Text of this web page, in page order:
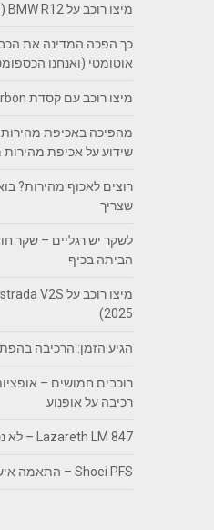
מיצו רוכב על BMW R12 (מודל 2026)
כך הפכה המדינה את
אוטומטי (ואנחנו
מיצו רוכב עם קסדת Caberg GP01 Carbon
מהפיכה באכיפת
שידוע על אכיפת
רוצים לאכוף מהירות?
שצריך
לשקר יש רגליים – שקר
הביתה בכיף
2025)
הגיע הזמן: הרכיבה בהפתעה ה-10
רוכבים חמושים –
רכיבה על אופנוע
Lazareth LM 847 – לא נסחפתם בכלל
Shoei PFS – התאמה אישית לקסדה